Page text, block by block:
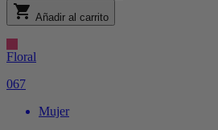
shopping_cart Añadir al carrito
Floral
067
Mujer